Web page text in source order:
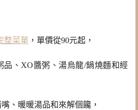
整菜單 ，單價從90元起，
品、XO醬粥、湯烏龍/鍋燒麵和經
、暖暖湯品和來解個饞，